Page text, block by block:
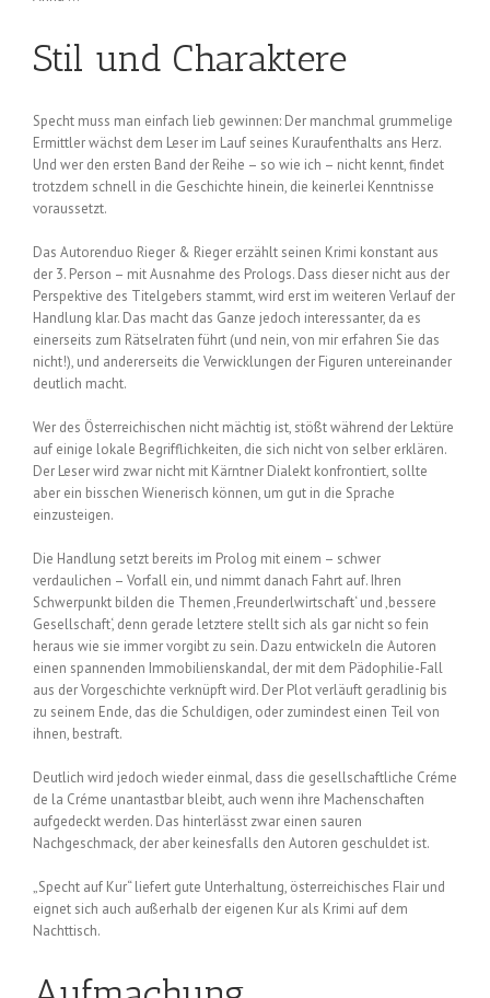
Stil und Charaktere
Specht muss man einfach lieb gewinnen: Der manchmal grummelige
Ermittler wächst dem Leser im Lauf seines Kuraufenthalts ans Herz.
Und wer den ersten Band der Reihe – so wie ich – nicht kennt, findet
trotzdem schnell in die Geschichte hinein, die keinerlei Kenntnisse
voraussetzt.
Das Autorenduo Rieger & Rieger erzählt seinen Krimi konstant aus
der 3. Person – mit Ausnahme des Prologs. Dass dieser nicht aus der
Perspektive des Titelgebers stammt, wird erst im weiteren Verlauf der
Handlung klar. Das macht das Ganze jedoch interessanter, da es
einerseits zum Rätselraten führt (und nein, von mir erfahren Sie das
nicht!), und andererseits die Verwicklungen der Figuren untereinander
deutlich macht.
Wer des Österreichischen nicht mächtig ist, stößt während der Lektüre
auf einige lokale Begrifflichkeiten, die sich nicht von selber erklären.
Der Leser wird zwar nicht mit Kärntner Dialekt konfrontiert, sollte
aber ein bisschen Wienerisch können, um gut in die Sprache
einzusteigen.
Die Handlung setzt bereits im Prolog mit einem – schwer
verdaulichen – Vorfall ein, und nimmt danach Fahrt auf. Ihren
Schwerpunkt bilden die Themen ‚Freunderlwirtschaft‘ und ‚bessere
Gesellschaft‘, denn gerade letztere stellt sich als gar nicht so fein
heraus wie sie immer vorgibt zu sein. Dazu entwickeln die Autoren
einen spannenden Immobilienskandal, der mit dem Pädophilie-Fall
aus der Vorgeschichte verknüpft wird. Der Plot verläuft geradlinig bis
zu seinem Ende, das die Schuldigen, oder zumindest einen Teil von
ihnen, bestraft.
Deutlich wird jedoch wieder einmal, dass die gesellschaftliche Créme
de la Créme unantastbar bleibt, auch wenn ihre Machenschaften
aufgedeckt werden. Das hinterlässt zwar einen sauren
Nachgeschmack, der aber keinesfalls den Autoren geschuldet ist.
„Specht auf Kur“ liefert gute Unterhaltung, österreichisches Flair und
eignet sich auch außerhalb der eigenen Kur als Krimi auf dem
Nachttisch.